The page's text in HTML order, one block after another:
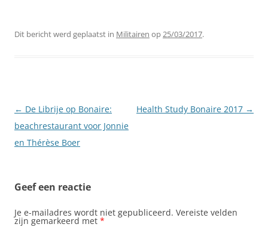
Dit bericht werd geplaatst in Militairen op25/03/2017.
Berichtnavigatie
← De Librije op Bonaire:
beachrestaurant voor Jonnie
en Thérèse Boer
Health Study Bonaire 2017 →
Geef een reactie
Je e-mailadres wordt niet gepubliceerd. Vereiste velden
zijn gemarkeerd met *